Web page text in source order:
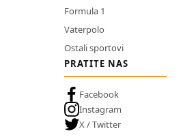
Formula 1
Vaterpolo
Ostali sportovi
PRATITE NAS
Facebook
Instagram
X / Twitter